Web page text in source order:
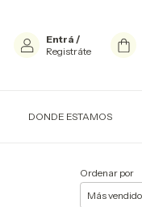
Entrá /
Registráte
DONDE ESTAMOS
Ordenar por